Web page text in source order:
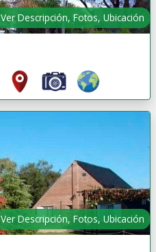
Ver Descripción, Fotos, Ubicación
Ver Descripción, Fotos, Ubicación